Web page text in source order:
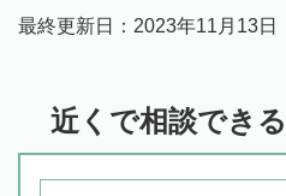
最終更新日： 2023年11月13日
近くで相談できる